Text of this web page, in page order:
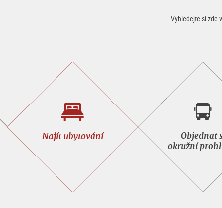
Vyhledejte si zde
Najít ubytování
Najít
ubytování
Objednat
okružní si